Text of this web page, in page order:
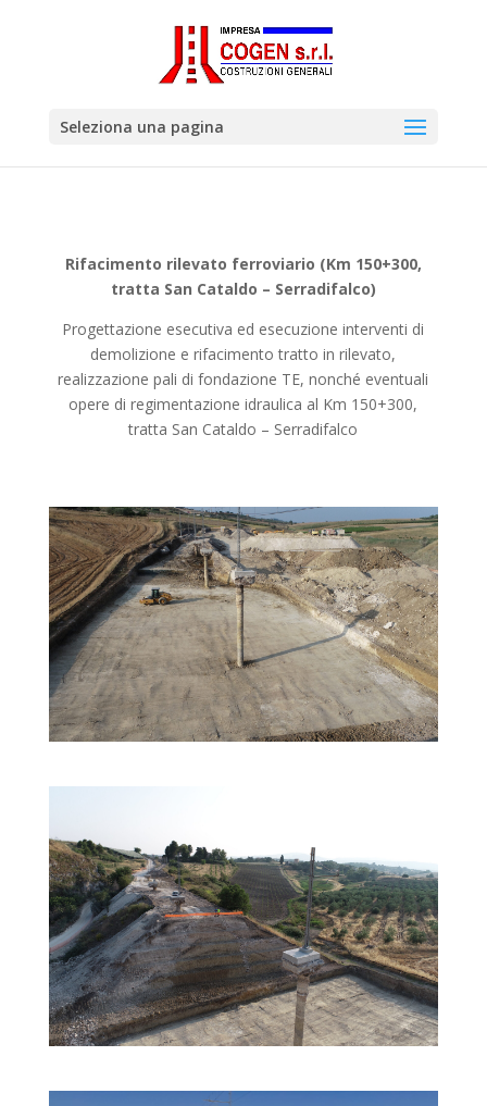
Seleziona una pagina
Rifacimento rilevato ferroviario (Km 150+300,
tratta San Cataldo – Serradifalco)
Progettazione esecutiva ed esecuzione interventi di
demolizione e rifacimento tratto in rilevato,
realizzazione pali di fondazione TE, nonché eventuali
opere di regimentazione idraulica al Km 150+300,
tratta San Cataldo – Serradifalco